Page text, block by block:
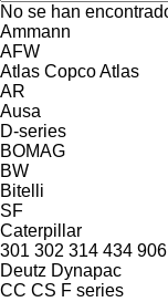
No se han
Ammann
AFW
Atlas CopcoAtlas
AR
Ausa
D-series
BOMAG
BW
Bitelli
SF
Caterpillar
301 302 314 434 906
Deutz Dynapac
CC CS F series